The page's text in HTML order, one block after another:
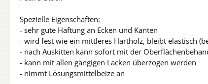
Spezielle Eigenschaften:
- sehr gute Haftung an Ecken und Kanten
- wird fest wie ein mittleres Hartholz, bleibt elastisch
- nach Auskitten kann sofort mit der
- kann mit allen gängigen Lacken überzogen werden
- nimmt Lösungsmittelbeize an